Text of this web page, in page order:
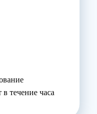
в течение часа